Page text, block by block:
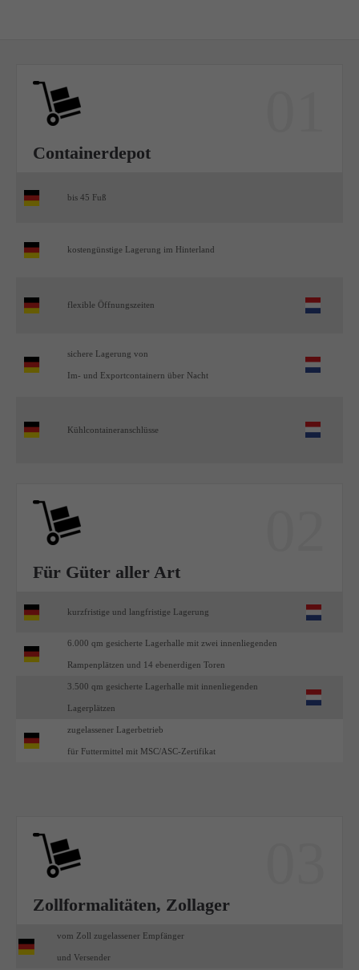
Containerdepot
bis 45 Fuß
kostengünstige Lagerung im Hinterland
flexible Öffnungszeiten
sichere Lagerung von
Im- und Exportcontainern über Nacht
Kühlcontaineranschlüsse
Für Güter aller Art
kurzfristige und langfristige Lagerung
6.000 qm gesicherte Lagerhalle mit zwei innenliegenden
Rampenplätzen und 14 ebenerdigen Toren
3.500 qm gesicherte Lagerhalle mit innenliegenden
Lagerplätzen
zugelassener Lagerbetrieb
für Futtermittel mit MSC/ASC-Zertifikat
Zollformalitäten, Zollager
vom Zoll zugelassener Empfänger
und Versender